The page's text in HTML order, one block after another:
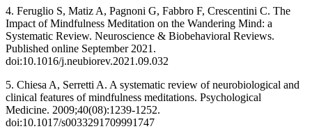
4. Feruglio S, Matiz A, Pagnoni G, Fabbro F, Crescentini C. The
Impact of Mindfulness Meditation on the Wandering Mind: a
Systematic Review. Neuroscience & Biobehavioral Reviews.
Published online September 2021.
doi:10.1016/j.neubiorev.2021.09.032
5. Chiesa A, Serretti A. A systematic review of neurobiological and
clinical features of mindfulness meditations. Psychological
Medicine. 2009;40(08):1239-1252.
doi:10.1017/s0033291709991747 ‌